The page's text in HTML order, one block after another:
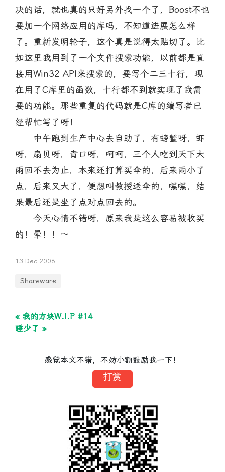
决的话，就也真的只好另外找一个了，Boost不也
要加一个网络应用的库吗，不知道进展怎么样
了。重新发明轮子，这个真是说得太贴切了。比
如这里我用到了一个文件搜索功能，以前都是直
接用Win32 API来搜索的，要写个二三十行，现
在用了C库里的函数，十行都不到就实现了我需
要的功能。那些重复的代码就是C库的编写者已
经帮忙写了呀！
中午跑到生产中心去自助了，有螃蟹呀，虾
呀，扇贝呀，青口呀，呵呵，三个人吃到天下大
雨回不去为止，本来还打算买伞的，后来雨小了
点，后来又大了，便想叫教授送伞的，嘿嘿，结
果最后还是坐了点对点回去的。
今天心情不错呀，原来我是这么容易被收买
的！晕！！～
13 Dec 2006
Shareware
« 我的方块W.I.P #14
睡少了 »
感觉本文不错，不妨小额鼓励我一下！
打赏